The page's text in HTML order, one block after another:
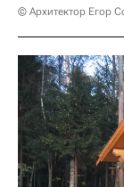
© Архитектор Егор